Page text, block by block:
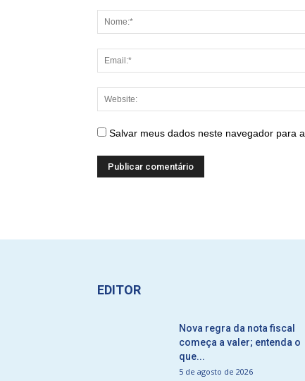
Salvar meus dados neste navegador para
EDITOR
Nova regra da nota fiscal
começa a valer; entenda o
que...
5 de agosto de 2026